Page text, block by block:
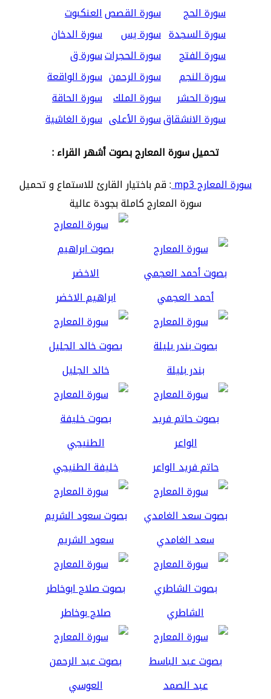
سورة الحج
سورة القصصالعنكبوت
سورة السجدة سورة يس
سورة الدخان
سورة الفتح
سورة الحجراتسورة ق
سورة النجم
سورة الرحمن سورة الواقعة
سورة الحشر
سورة الملك سورة الحاقة
سورة الانشقاقسورة الأعلى سورة الغاشية
تحميل سورة المعارج بصوت أشهر القراء :
سورة المعارج mp3
: قم باختيار القارئ للاستماع و تحميل
سورة المعارج كاملة بجودة عالية
أحمد العجمي ابراهيم الاخضر
بندر بليلة خالد الجليل
حاتم فريد الواعر خليفة الطنيجي
سعد الغامدي سعود الشريم
الشاطري صلاح بوخاطر